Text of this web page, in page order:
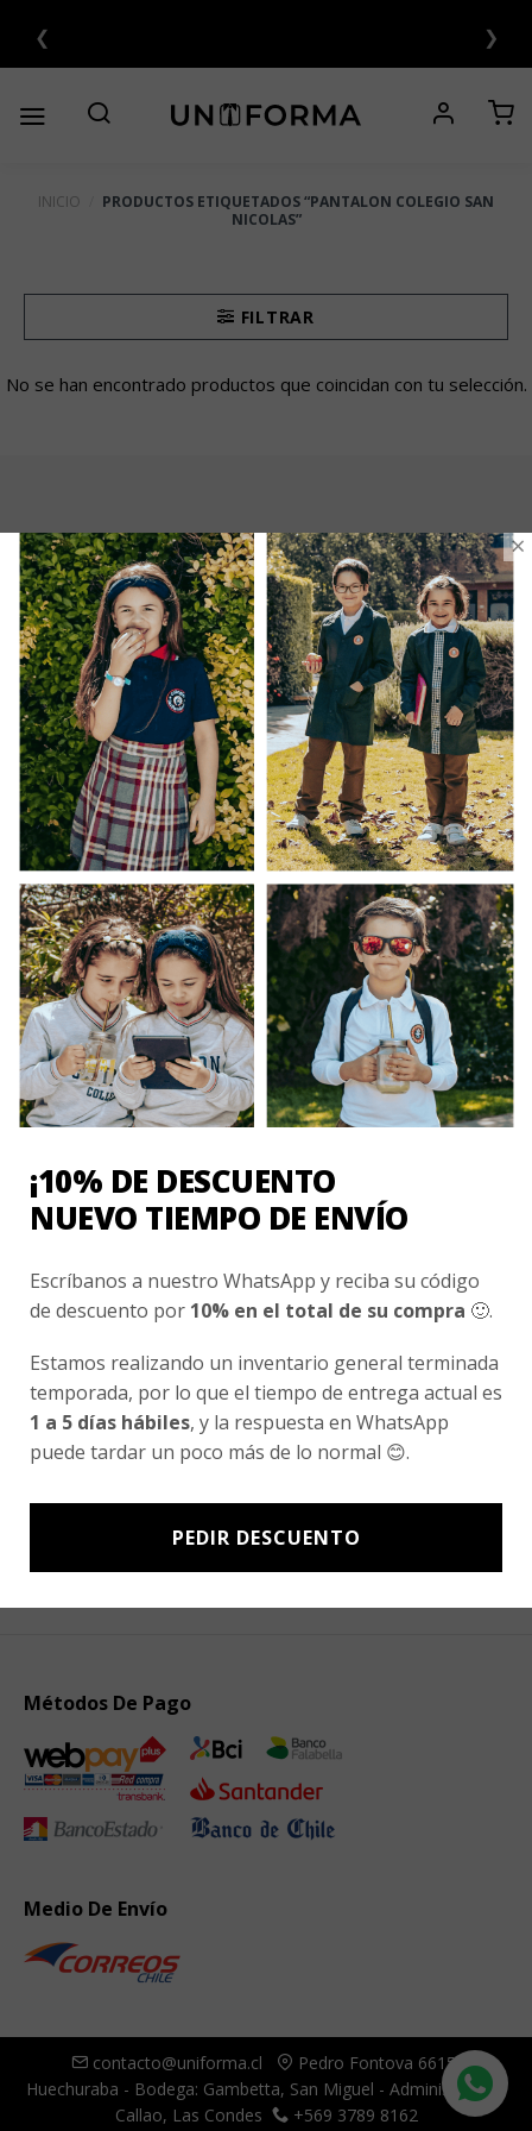
contenido
❮
6 CUOTAS SIN INTERÉS 💳 ❯
INICIO
PRODUCTOS ETIQUETADOS “PANTALON COLEGIO SAN
NICOLAS”
FILTRAR
No se han encontrado productos que coincidan con tu selección.
Ventas Por Mayor
Uniforme Escolar Genéricos
Uniforme Escolar Colegios
Uniforme Empresas
Uniforme Clínico
Esenciales
Ayuda Al Cliente
Contacto
¿Cómo Comprar?
Cambios y Devoluciones
¿Cómo Medirme?
Conocenos
Nosotros
Inversionistas
Newsletter signup
Subscríbete a nuestro Newsletter y obtén ofertas exclusivas y
novedades directamente en tu e-mail.
Métodos De Pago
Medio De Envío
contacto@uniforma.cl
Pedro Fontova 6615,
Huechuraba - Bodega: Gambetta, San Miguel - Administración:
Callao, Las Condes
+569 3789 8162
¡10% DE DESCUENTO
NUEVO TIEMPO DE ENVÍO
Escríbanos a nuestro WhatsApp y reciba su código
de descuento por 10% en el total de su compra 🙂.
Estamos realizando un inventario general terminada
temporada, por lo que el tiempo de entrega actual es
1 a 5 días hábiles, y la respuesta en WhatsApp
puede tardar un poco más de lo normal 😊.
PEDIR DESCUENTO
×